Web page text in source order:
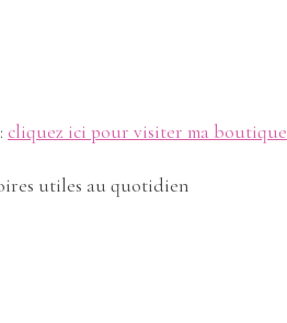
cliquez ici pour visiter ma boutique
utiles au quotidien